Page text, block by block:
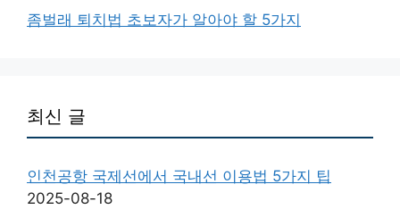
좀벌래 퇴치법 초보자가 알아야 할 5가지
최신 글
인천공항 국제선에서 국내선 이용법 5가지 팁
2025-08-18